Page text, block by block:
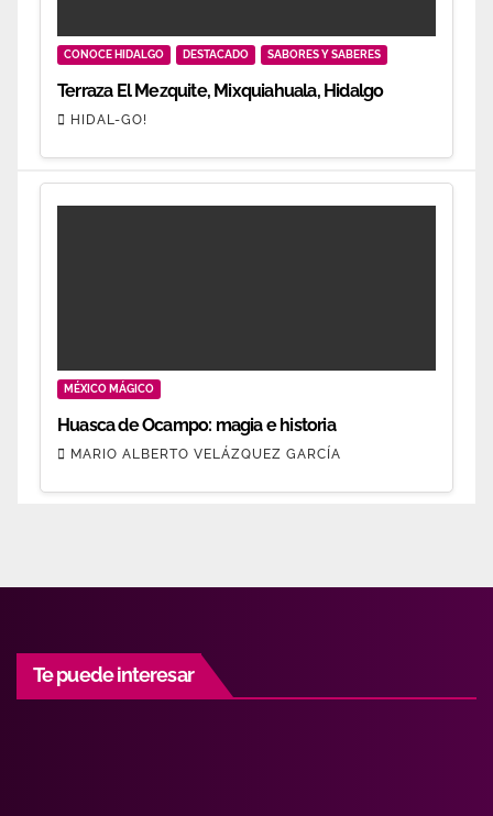
CONOCE HIDALGO DESTACADO SABORES Y SABERES
Terraza El Mezquite, Mixquiahuala, Hidalgo
HIDAL-GO!
MÉXICO MÁGICO
Huasca de Ocampo: magia e historia
MARIO ALBERTO VELÁZQUEZ GARCÍA
Te puede interesar